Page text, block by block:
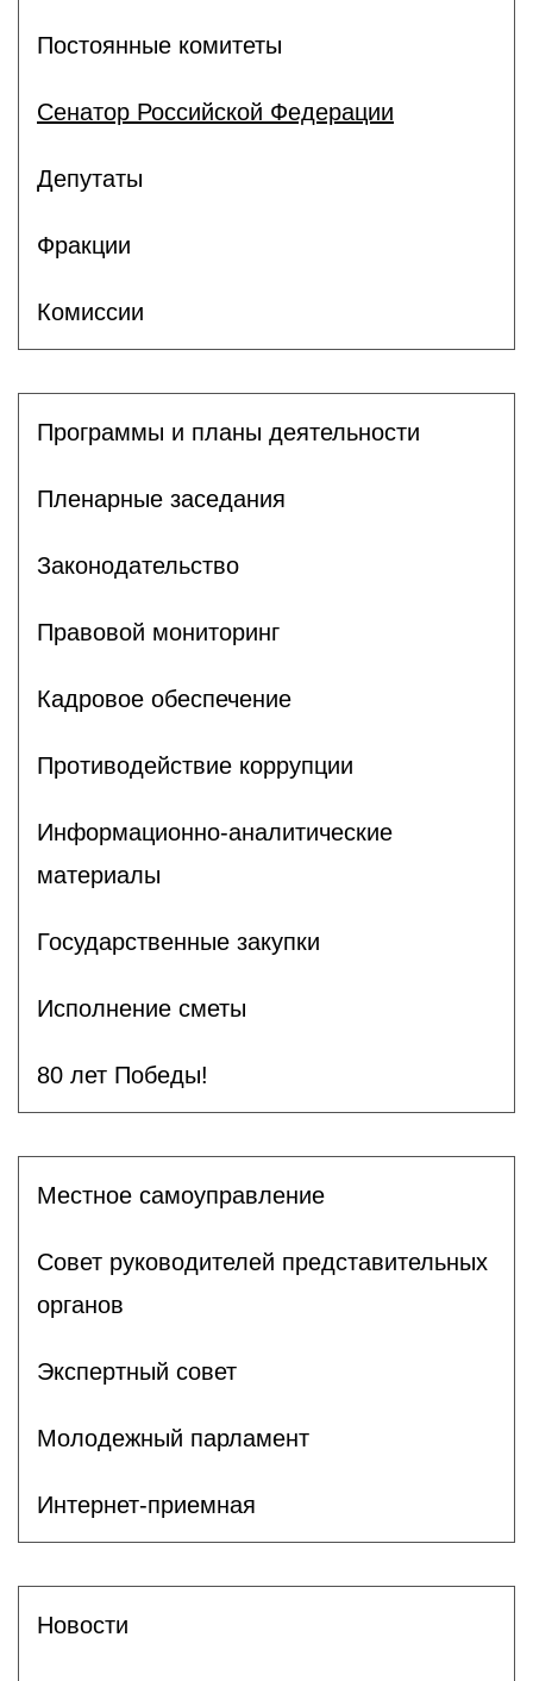
Постоянные комитеты
Сенатор Российской Федерации
Депутаты
Фракции
Комиссии
Программы и планы деятельности
Пленарные заседания
Законодательство
Правовой мониторинг
Кадровое обеспечение
Противодействие коррупции
Информационно-аналитические
материалы
Государственные закупки
Исполнение сметы
80 лет Победы!
Местное самоуправление
Совет руководителей представительных
органов
Экспертный совет
Молодежный парламент
Интернет-приемная
Новости